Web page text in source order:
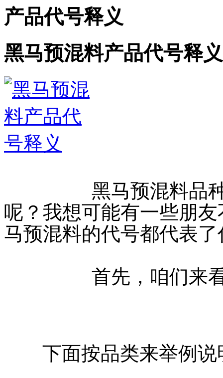
产品代号释义
黑马预混料产品代号释义
黑马预混料品
呢？我想可能有一些朋
马预混料的代号都代表
首先，咱
下面按品类来举例说